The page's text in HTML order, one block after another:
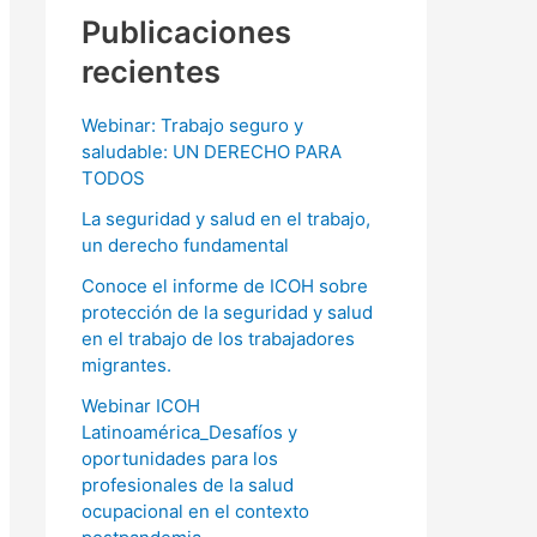
Publicaciones
recientes
Webinar: Trabajo seguro y
saludable: UN DERECHO PARA
TODOS
La seguridad y salud en el trabajo,
un derecho fundamental
Conoce el informe de ICOH sobre
protección de la seguridad y salud
en el trabajo de los trabajadores
migrantes.
Webinar ICOH
Latinoamérica_Desafíos y
oportunidades para los
profesionales de la salud
ocupacional en el contexto